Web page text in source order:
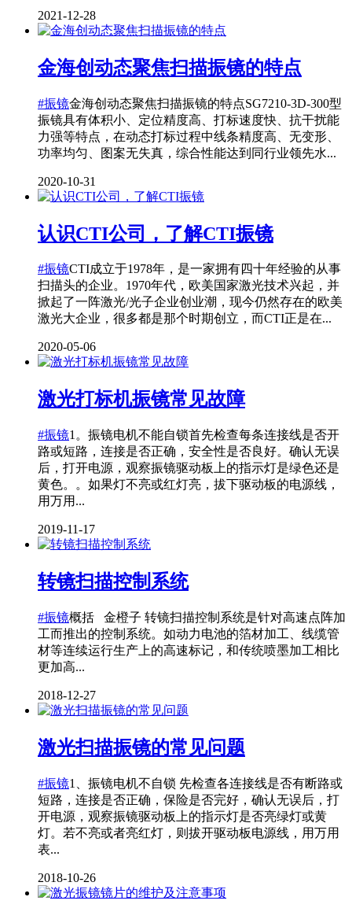
2021-12-28
金海创动态聚焦扫描振镜的特点
#振镜金海创动态聚焦扫描振镜的特点SG7210-3D-300型
振镜具有体积小、定位精度高、打标速度快、抗干扰能
力强等特点，在动态打标过程中线条精度高、无变形、
功率均匀、图案无失真，综合性能达到同行业领先水...
2020-10-31
认识CTI公司，了解CTI振镜
#振镜CTI成立于1978年，是一家拥有四十年经验的从事
扫描头的企业。1970年代，欧美国家激光技术兴起，并
掀起了一阵激光/光子企业创业潮，现今仍然存在的欧美
激光大企业，很多都是那个时期创立，而CTI正是在...
2020-05-06
激光打标机振镜常见故障
#振镜1。振镜电机不能自锁首先检查每条连接线是否开
路或短路，连接是否正确，安全性是否良好。确认无误
后，打开电源，观察振镜驱动板上的指示灯是绿色还是
黄色。。如果灯不亮或红灯亮，拔下驱动板的电源线，
用万用...
2019-11-17
转镜扫描控制系统
#振镜概括 金橙子 转镜扫描控制系统是针对高速点阵加
工而推出的控制系统。如动力电池的箔材加工、线缆管
材等连续运行生产上的高速标记，和传统喷墨加工相比
更加高...
2018-12-27
激光扫描振镜的常见问题
#振镜1、振镜电机不自锁 先检查各连接线是否有断路或
短路，连接是否正确，保险是否完好，确认无误后，打
开电源，观察振镜驱动板上的指示灯是否亮绿灯或黄
灯。若不亮或者亮红灯，则拔开驱动板电源线，用万用
表...
2018-10-26